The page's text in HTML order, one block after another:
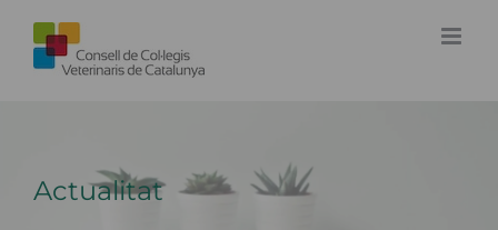
content
Actualitat